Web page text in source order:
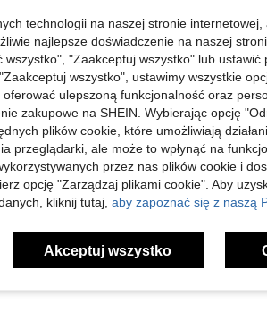
37 in, Talia: 66 cm / 26 in, Biodra: 90 cm / 35 in,
Biust:93 cm / 37 in
Czarne Rozmiar:XS
Pomocny (2)
technologii na naszej stronie
najlepsze doświadczenie na naszej
"Zaakceptuj wszystko" lub ustawić
wszystko", ustawimy wszystkie
ulepszoną funkcjonalność oraz
zakupowe na SHEIN. Wybierając opcję
plików cookie, które umożliwiają
przeglądarki, ale może to wpłynąć na
przez nas plików cookie i
opcję "Zarządzaj plikami cookie". Aby
kliknij tutaj, aby zapoznać się z naszą
Akceptuj wszystko